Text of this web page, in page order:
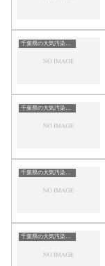
千葉県の大気汚染・PM2.5・黄砂・エアロゾルの数値
千葉県の大気汚染・PM2.5・黄砂・エアロゾルの数値
千葉県の大気汚染・PM2.5・黄砂・エアロゾルの数値
千葉県の大気汚染・PM2.5・黄砂・エアロゾルの数値